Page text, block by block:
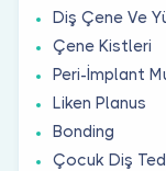
Diş Çene Ve
Çene Kistleri
Peri-İmplant
Liken Planus
Bonding
Çocuk Diş